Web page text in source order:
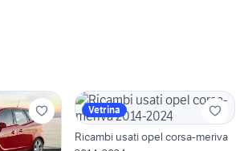
Vetrina
Ricambi usati opel corsa-meriva